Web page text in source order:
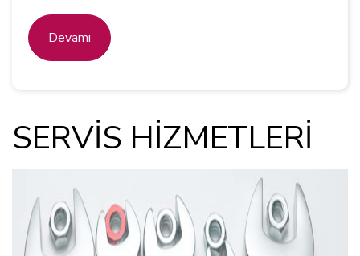
Devamı
SERVİS HİZMETLERİ